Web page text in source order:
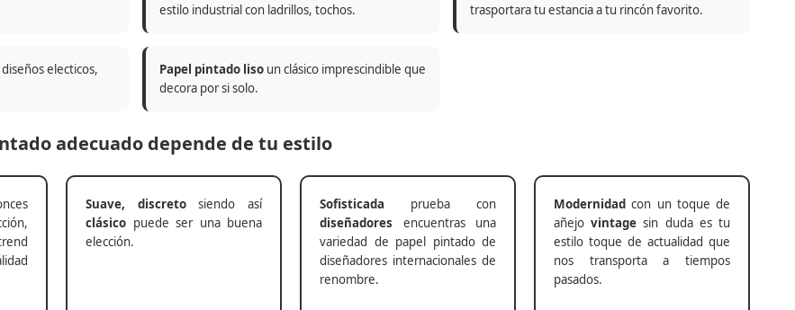
estilo industrial con ladrillos, tochos.
trasportara tu estancia a tu rincón favorito.
diseños electicos,
Papel pintado liso un clásico imprescindible que
decora por si solo.
adecuado depende de tu estilo
Suave, discretosiendo así
clásico puede ser una buena
elección.
Sofisticada prueba con
diseñadores encuentras una
variedad de papel pintado de
diseñadores internacionales de
renombre.
Modernidad con un toque de
añejovintage sin duda es tu
estilo toque de actualidad que
nos transporta a tiempos
pasados.